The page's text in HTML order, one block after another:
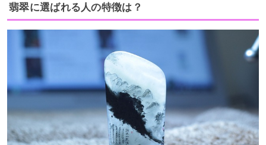
翡翠に選ばれる人の特徴は？